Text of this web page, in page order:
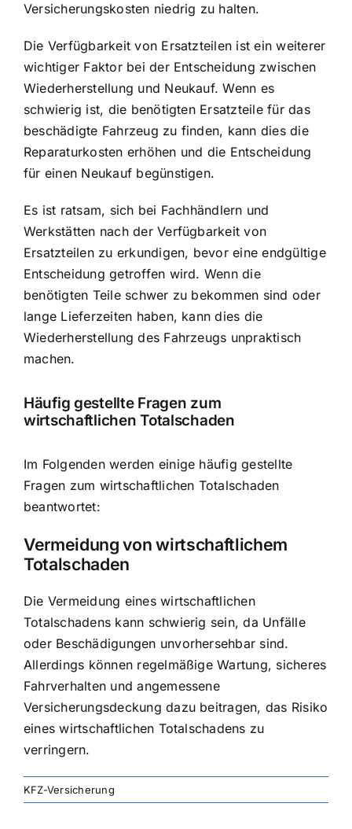
Versicherungskosten niedrig zu halten.
Die Verfügbarkeit von Ersatzteilen ist ein weiterer
wichtiger Faktor bei der Entscheidung zwischen
Wiederherstellung und Neukauf. Wenn es
schwierig ist, die benötigten Ersatzteile für das
beschädigte Fahrzeug zu finden, kann dies die
Reparaturkosten erhöhen und die Entscheidung
für einen Neukauf begünstigen.
Es ist ratsam, sich bei Fachhändlern und
Werkstätten nach der Verfügbarkeit von
Ersatzteilen zu erkundigen, bevor eine endgültige
Entscheidung getroffen wird. Wenn die
benötigten Teile schwer zu bekommen sind oder
lange Lieferzeiten haben, kann dies die
Wiederherstellung des Fahrzeugs unpraktisch
machen.
Häufig gestellte Fragen zum
wirtschaftlichen Totalschaden
Im Folgenden werden einige häufig gestellte
Fragen zum wirtschaftlichen Totalschaden
beantwortet:
Vermeidung von wirtschaftlichem
Totalschaden
Die Vermeidung eines wirtschaftlichen
Totalschadens kann schwierig sein, da Unfälle
oder Beschädigungen unvorhersehbar sind.
Allerdings können regelmäßige Wartung, sicheres
Fahrverhalten und angemessene
Versicherungsdeckung dazu beitragen, das Risiko
eines wirtschaftlichen Totalschadens zu
verringern.
KFZ-Versicherung